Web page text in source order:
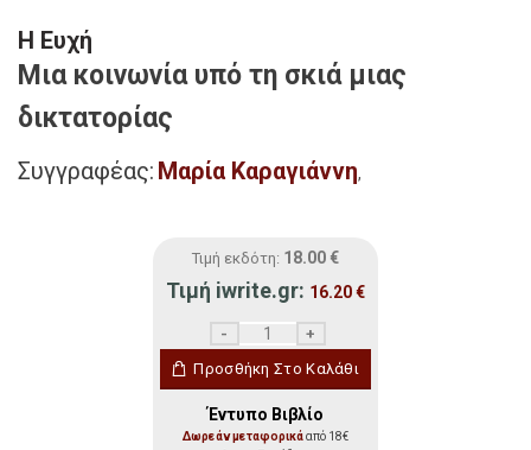
Η Ευχή
Μια κοινωνία υπό τη σκιά μιας
δικτατορίας
Συγγραφέας: Μαρία Καραγιάννη,
Τιμή εκδότη: 18.00 €
Τιμή iwrite.gr: 16.20€
Η Ευχή ποσότητα
Προσθήκη Στο Καλάθι
Έντυπο Βιβλίο
Δωρεάν μεταφορικάαπό 18€